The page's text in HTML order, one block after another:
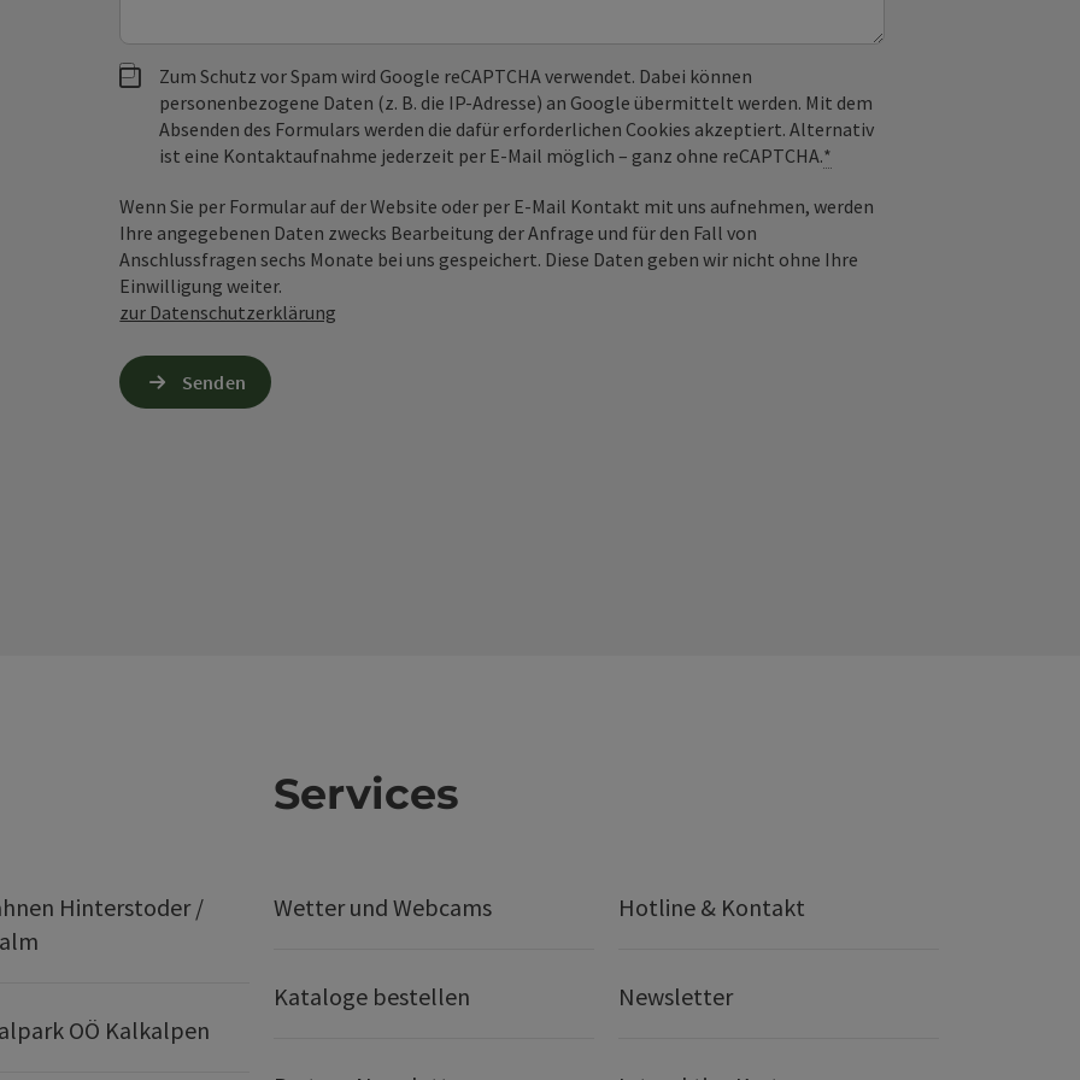
Zum Schutz vor Spam wird Google reCAPTCHA verwendet. Dabei können
personenbezogene Daten (z. B. die IP-Adresse) an Google übermittelt werden. Mit dem
Absenden des Formulars werden die dafür erforderlichen Cookies akzeptiert. Alternativ
ist eine Kontaktaufnahme jederzeit per E-Mail möglich – ganz ohne reCAPTCHA.*
Wenn Sie per Formular auf der Website oder per E-Mail Kontakt mit uns aufnehmen, werden
Ihre angegebenen Daten zwecks Bearbeitung der Anfrage und für den Fall von
Anschlussfragen sechs Monate bei uns gespeichert. Diese Daten geben wir nicht ohne Ihre
Einwilligung weiter.
zur Datenschutzerklärung
Senden
Hinterstoder /
OÖ Kalkalpen
Services
Wetter und Webcams Hotline & Kontakt
Kataloge bestellen Newsletter